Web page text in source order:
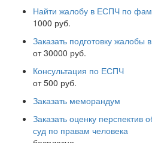
Найти жалобу в ЕСПЧ по
1000 руб.
Заказать подготовку жалобы
от 30000 руб.
Консультация по ЕСПЧ
от 500 руб.
Заказать меморандум
Заказать оценку перспектив
суд по правам человека